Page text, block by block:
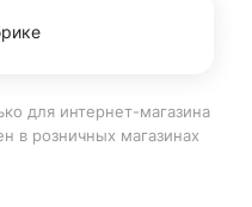
для интернет-магазина
в розничных магазинах